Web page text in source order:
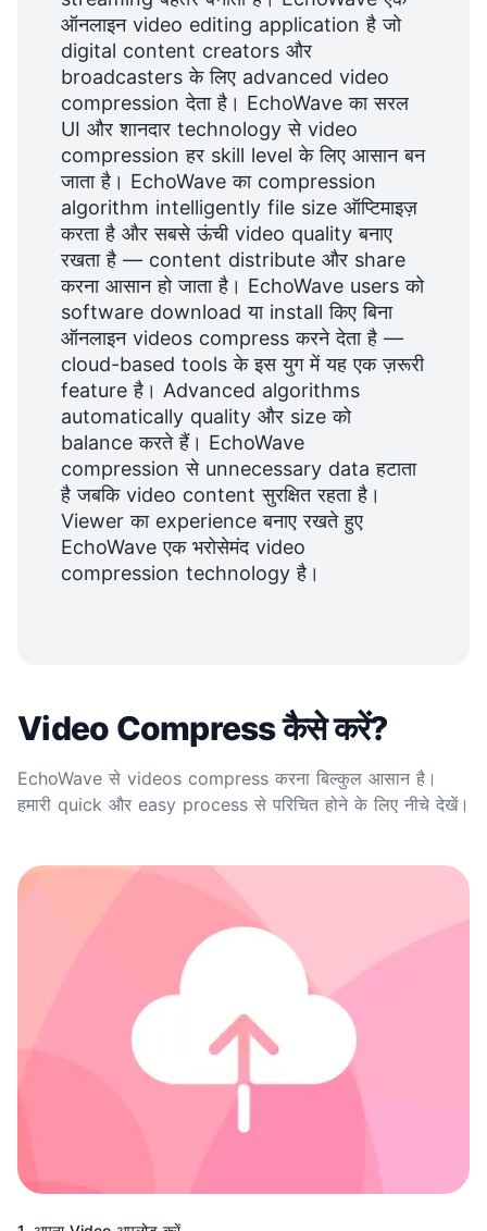
ऑनलाइन video editing application है जो
digital content creators और
broadcasters के लिए advanced video
compression देता है। EchoWave का सरल
UI और शानदार technology से video
compression हर skill level के लिए आसान बन
जाता है। EchoWave का compression
algorithm intelligently file size ऑप्टिमाइज़
करता है और सबसे ऊंची video quality बनाए
रखता है — content distribute और share
करना आसान हो जाता है। EchoWave users को
software download या install किए बिना
ऑनलाइन videos compress करने देता है —
cloud-based tools के इस युग में यह एक ज़रूरी
feature है। Advanced algorithms
automatically quality और size को
balance करते हैं। EchoWave
compression से unnecessary data हटाता
है जबकि video content सुरक्षित रहता है।
Viewer का experience बनाए रखते हुए
EchoWave एक भरोसेमंद video
compression technology है।
Video Compress कैसे करें?
EchoWave से videos compress करना बिल्कुल आसान है।
हमारी quick और easy process से परिचित होने के लिए नीचे देखें।